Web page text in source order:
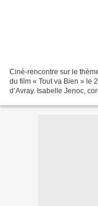
Ciné-rencontre sur le
du film « Tout va Bien » le
d’Avray. Isabelle Jenoc,